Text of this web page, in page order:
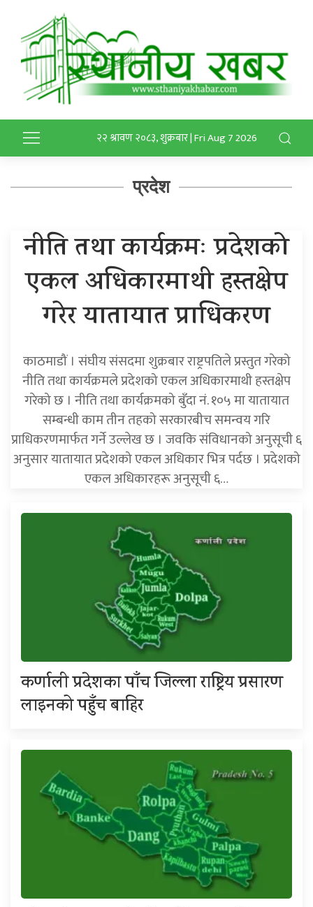
२२ श्रावण २०८३, शुक्रबार | Fri Aug 7 2026
प्रदेश
नीति तथा कार्यक्रमः प्रदेशको
एकल अधिकारमाथी हस्तक्षेप
गरेर यातायात प्राधिकरण
काठमाडौं । संघीय संसदमा शुक्रबार राष्ट्रपतिले प्रस्तुत गरेको
नीति तथा कार्यक्रमले प्रदेशको एकल अधिकारमाथी हस्तक्षेप
गरेको छ । नीति तथा कार्यक्रमको बुँदा नं. १०५ मा यातायात
सम्बन्धी काम तीन तहको सरकारबीच समन्वय गरि
प्राधिकरणमार्फत गर्ने उल्लेख छ । जवकि संविधानको अनुसूची ६
अनुसार यातायात प्रदेशको एकल अधिकार भित्र पर्दछ । प्रदेशको
एकल अधिकारहरू अनुसूची ६…
कर्णाली प्रदेशका पाँच जिल्ला राष्ट्रिय प्रसारण
लाइनको पहुँच बाहिर